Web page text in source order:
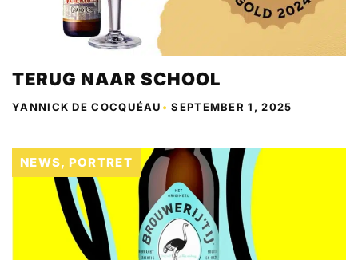
TERUG NAAR SCHOOL
YANNICK DE COCQUÉAU •SEPTEMBER 1, 2025
NEWS, PORTRET